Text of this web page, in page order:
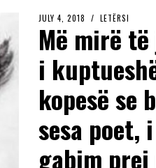
JULY 4, 2018 LETËRSI
Më mirë
i
kopesë se
sesa poet,
gabim prej